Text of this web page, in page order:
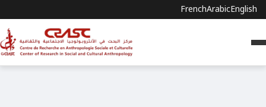
FrenchArabicEnglish